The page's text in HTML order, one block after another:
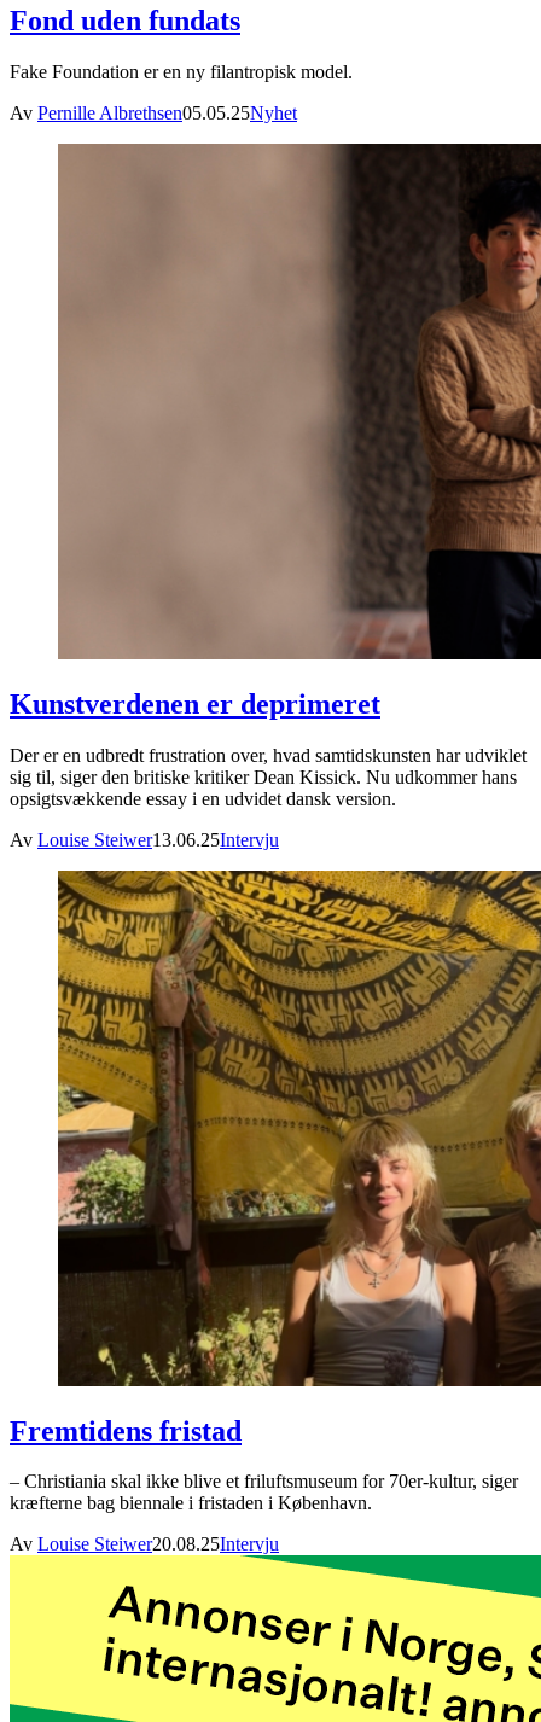
Fond uden fundats
Fake Foundation er en ny filantropisk model.
Av Pernille Albrethsen05.05.25Nyhet
Kunstverdenen er deprimeret
Der er en udbredt frustration over, hvad samtidskunsten har udviklet
sig til, siger den britiske kritiker Dean Kissick. Nu udkommer hans
opsigtsvækkende essay i en udvidet dansk version.
Av Louise Steiwer13.06.25Intervju
Fremtidens fristad
– Christiania skal ikke blive et friluftsmuseum for 70er-kultur, siger
kræfterne bag biennale i fristaden i København.
Av Louise Steiwer20.08.25Intervju